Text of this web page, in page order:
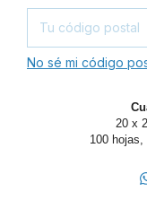
No sé mi código
20 x
100